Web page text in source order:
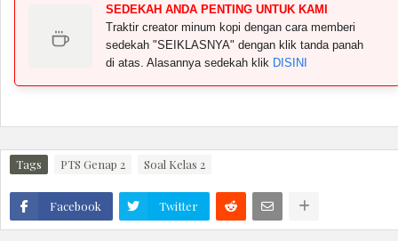
SEDEKAH ANDA PENTING UNTUK KAMI
Traktir creator minum kopi dengan cara memberi
sedekah "SEIKLASNYA" dengan klik tanda panah
di atas. Alasannya sedekah klik DISINI
Tags PTS Genap 2 Soal Kelas 2
Facebook Twitter